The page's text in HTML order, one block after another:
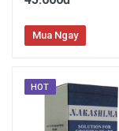
Mua Ngay
HOT